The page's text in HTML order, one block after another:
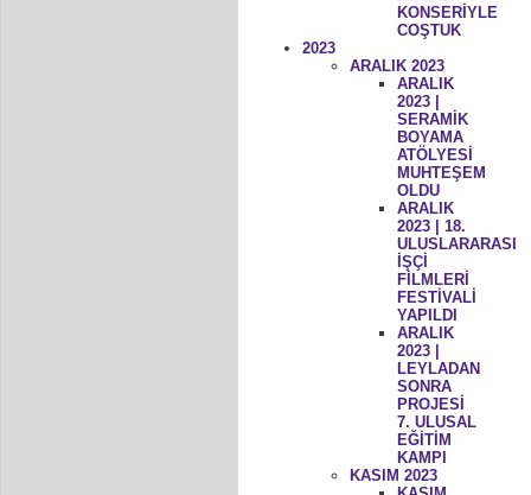
KONSERİYLE
COŞTUK
2023
ARALIK 2023
ARALIK
2023 |
SERAMİK
BOYAMA
ATÖLYESİ
MUHTEŞEM
OLDU
ARALIK
2023 | 18.
ULUSLARARASI
İŞÇİ
FİLMLERİ
FESTİVALİ
YAPILDI
ARALIK
2023 |
LEYLADAN
SONRA
PROJESİ
7. ULUSAL
EĞİTİM
KAMPI
KASIM 2023